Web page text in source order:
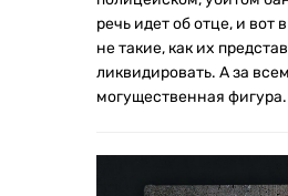
речь идет об отце, и вот
не такие, как их
ликвидировать. А за
могущественная